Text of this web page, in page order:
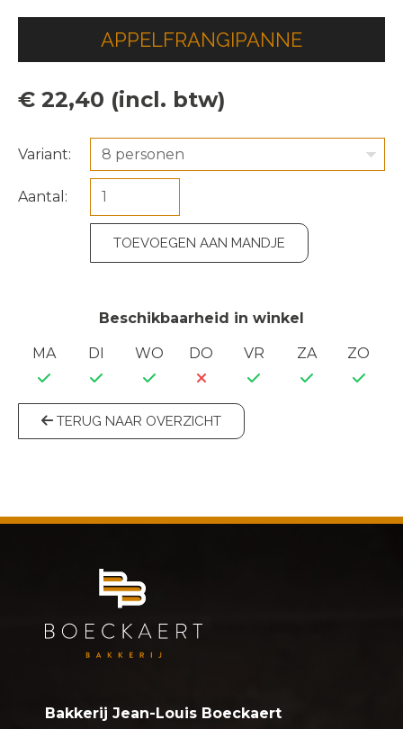
APPELFRANGIPANNE
€ 22,40 (incl. btw)
Variant: 8 personen
Aantal:
TOEVOEGEN AAN MANDJE
Beschikbaarheid in winkel
MA DI WO DO VR ZA ZO
TERUG NAAR OVERZICHT
Bakkerij Jean-Louis Boeckaert